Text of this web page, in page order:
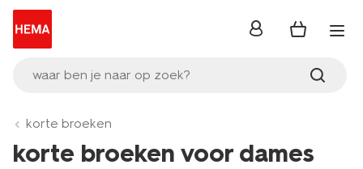
waar ben je naar op zoek?
inloggen
korte broeken
korte broeken voor dames